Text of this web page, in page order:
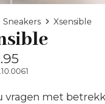
Sneakers Xsensible
vragen met